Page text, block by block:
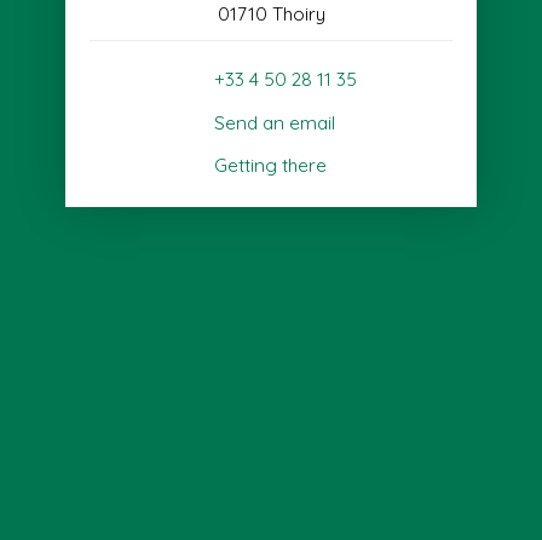
01710 Thoiry
+33 4 50 28 11 35
Send an email
Getting there